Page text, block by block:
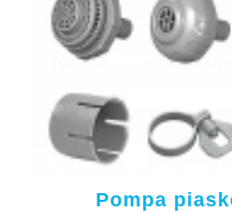
Pompa